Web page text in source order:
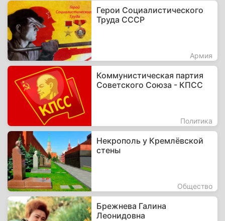
Герои Социалистического
Труда СССР
Армия
Коммунистическая партия
Советского Союза - КПСС
Политика
Некрополь у Кремлёвской
стены
Общество
Брежнева Галина
Леонидовна